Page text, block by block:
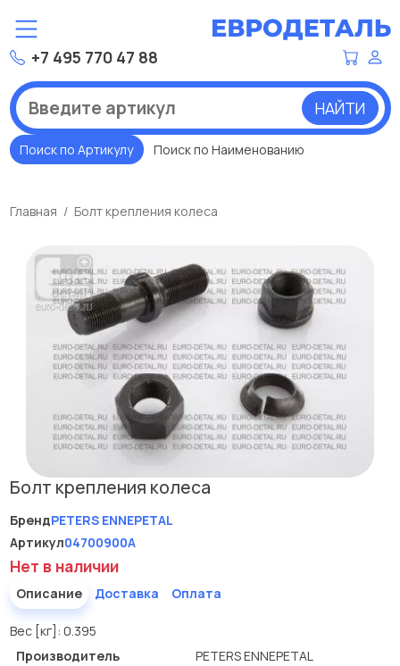
+7 495 770 47 88
НАЙТИ
Поиск по Артикулу Поиск по Наименованию
Главная Болт крепления колеса
Болт крепления колеса
БрендPETERS ENNEPETAL
Артикул04700900A
Нет в наличии
Описание Доставка Оплата
Вес [кг]: 0.395
Производитель
PETERS ENNEPETAL